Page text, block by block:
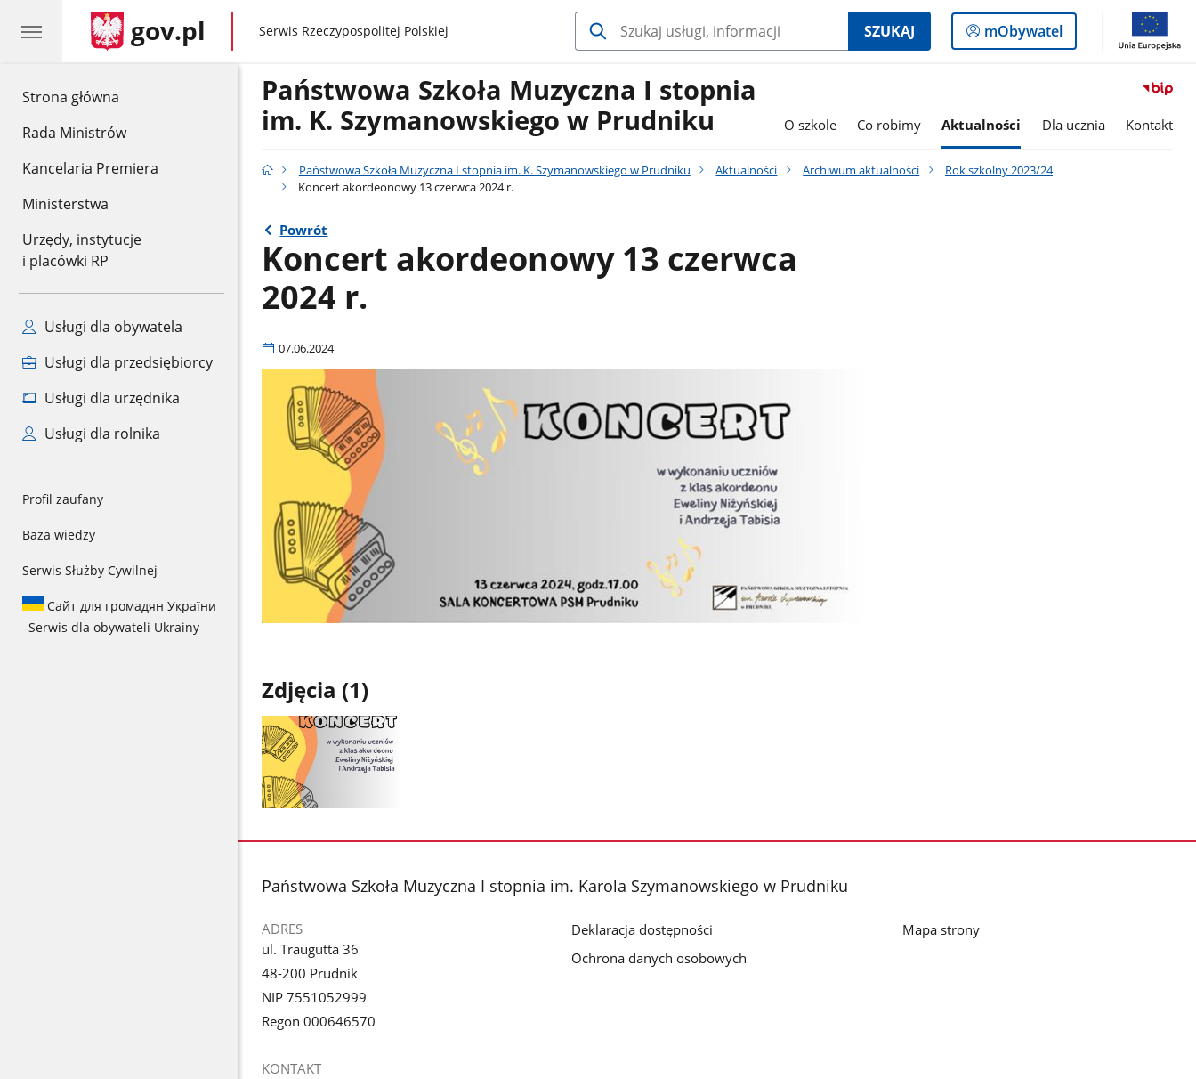
Strona główna
Rada Ministrów
Kancelaria Premiera
Ministerstwa
Urzędy, instytucje
i placówki RP
Usługi dla obywatela
Usługi dla przedsiębiorcy
Usługi dla urzędnika
Usługi dla rolnika
Profil zaufany
Baza wiedzy
Serwis Służby Cywilnej
Сайт для громадян України
–Serwis dla obywateli Ukrainy
gov.pl gov.pl
Serwis Rzeczypospolitej Polskiej SZUKAJ
Logowanie
do
mObywatel
Państwowa Szkoła Muzyczna I stopnia
im. K. Szymanowskiego w Prudniku
O szkole Co robimy Aktualności Dla ucznia Kontakt
Państwowa Szkoła Muzyczna I stopnia im. K. Szymanowskiego w Prudniku Aktualności Archiwum aktualności
Rok szkolny 2023/24
Koncert akordeonowy 13 czerwca 2024 r.
Powrót
Koncert akordeonowy 13 czerwca
2024 r.
07.06.2024
Zdjęcia (1)
zdjęcie
galerii.
stopka
Państwowa Szkoła Muzyczna I stopnia im. Karola Szymanowskiego w Prudniku
ADRES
ul. Traugutta 36
48-200 Prudnik
NIP 7551052999
Regon 000646570
KONTAKT
Deklaracja dostępności
Ochrona danych osobowych
Mapa strony